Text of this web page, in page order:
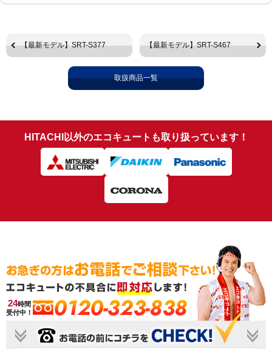
【最新モデル】SRT-S377 【最新モデル】SRT-S467
取扱商品一覧
HITACHI以外のエコキュートも取り扱っています！
24時間
受付中！
0120-323-838